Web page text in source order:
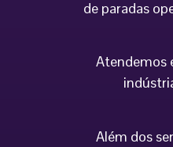
de paradas
Atendemos
Além dos